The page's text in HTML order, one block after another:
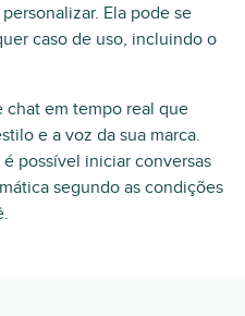
Ela pode se
caso de uso, incluindo o
em tempo real que
e a voz da sua marca.
é possível iniciar conversas
segundo as condições